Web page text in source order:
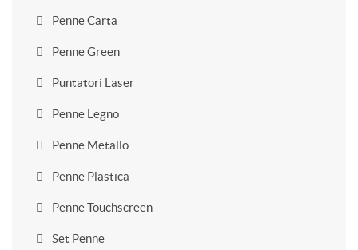
Penne Carta
Penne Green
Puntatori Laser
Penne Legno
Penne Metallo
Penne Plastica
Penne Touchscreen
Set Penne